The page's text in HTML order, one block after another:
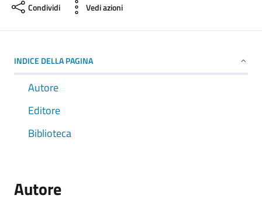
Condividi Vedi azioni
INDICE DELLA PAGINA
Autore
Editore
Biblioteca
Autore